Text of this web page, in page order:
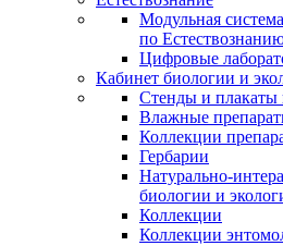
Модульная
по
Цифровые
Кабинет биологии и
Стенды и плакаты
Влажные
Коллекции
Гербарии
Натурально-
биологии и
Коллекции
Коллекции